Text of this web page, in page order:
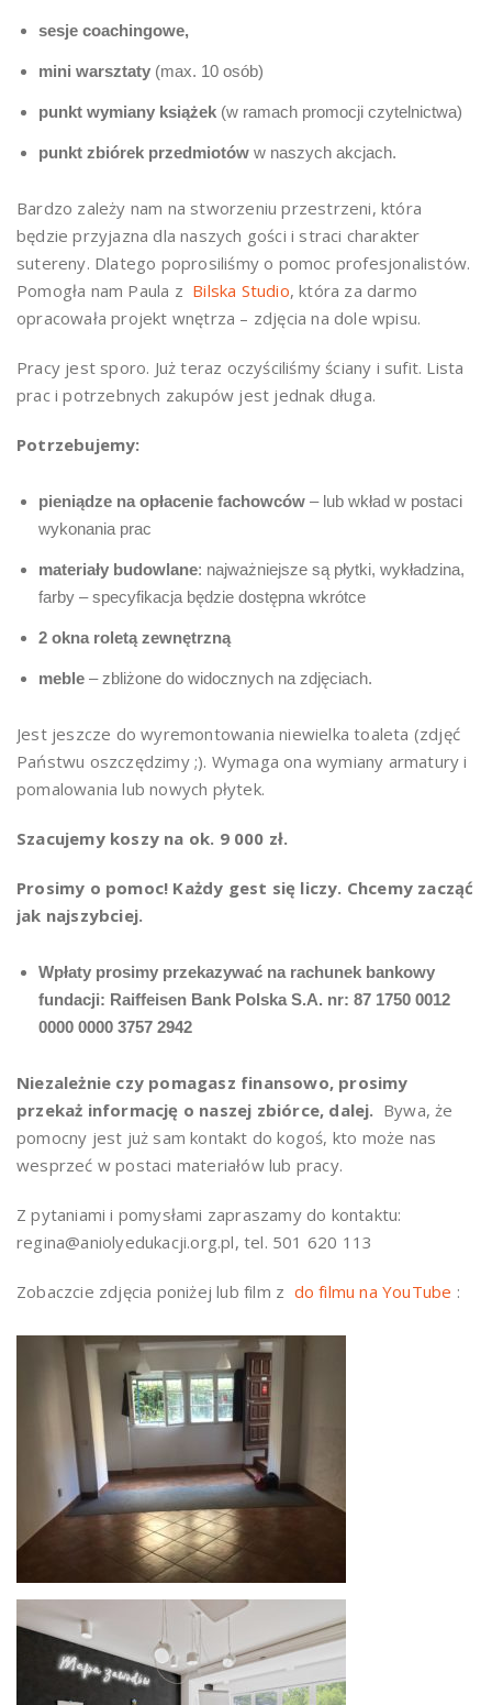
sesje coachingowe,
mini warsztaty (max. 10 osób)
punkt wymiany książek (w ramach promocji czytelnictwa)
punkt zbiórek przedmiotów w naszych akcjach.
Bardzo zależy nam na stworzeniu przestrzeni, która
będzie przyjazna dla naszych gości i straci charakter
sutereny. Dlatego poprosiliśmy o pomoc profesjonalistów.
Pomogła nam Paula z Bilska Studio, która za darmo
opracowała projekt wnętrza – zdjęcia na dole wpisu.
Pracy jest sporo. Już teraz oczyściliśmy ściany i sufit. Lista
prac i potrzebnych zakupów jest jednak długa.
Potrzebujemy:
pieniądze na opłacenie fachowców – lub wkład w postaci
wykonania prac
materiały budowlane: najważniejsze są płytki, wykładzina,
farby – specyfikacja będzie dostępna wkrótce
2 okna roletą zewnętrzną
meble – zbliżone do widocznych na zdjęciach.
Jest jeszcze do wyremontowania niewielka toaleta (zdjęć
Państwu oszczędzimy ;). Wymaga ona wymiany armatury i
pomalowania lub nowych płytek.
Szacujemy koszy na ok. 9 000 zł.
Prosimy o pomoc! Każdy gest się liczy. Chcemy zacząć
jak najszybciej.
Wpłaty prosimy przekazywać na rachunek bankowy
fundacji: Raiffeisen Bank Polska S.A. nr: 87 1750 0012
0000 0000 3757 2942
Niezależnie czy pomagasz finansowo, prosimy
przekaż informację o naszej zbiórce, dalej. Bywa, że
pomocny jest już sam kontakt do kogoś, kto może nas
wesprzeć w postaci materiałów lub pracy.
Z pytaniami i pomysłami zapraszamy do kontaktu:
regina@aniolyedukacji.org.pl, tel. 501 620 113
Zobaczcie zdjęcia poniżej lub film z do filmu na YouTube :